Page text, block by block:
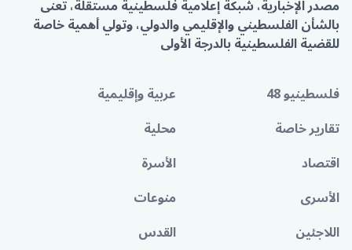
مصدر الإخبارية، شبكة إعلامية فلسطينية مستقلة، تُعنى
بالشأن الفلسطيني والإقليمي والدولي، وتولي أهمية خاصة
للقضية الفلسطينية بالدرجة الأولى
فلسطينيو 48
عربية وإقليمية
تقارير خاصة
محلية
اقتصاد
الأسرة
الأسرى
منوعات
اللاجئين
القدس